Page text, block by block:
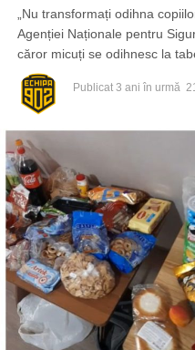
„Nu transformați odihna
Agenției Naționale pentru
căror micuți se odihnesc la
Publicat 3 ani în urmă